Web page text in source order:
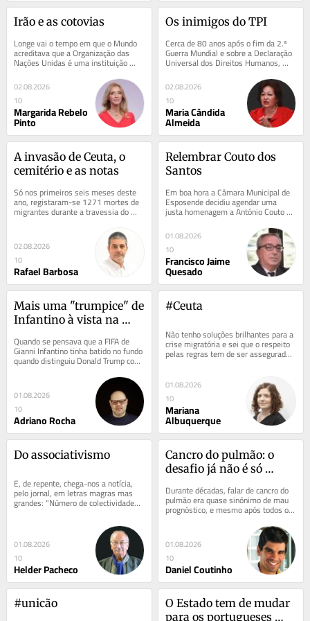
Irão e as cotovias
Longe vai o tempo em que o Mundo
acreditava que a Organização das
Nações Unidas é uma instituição
imparcial, dedicada ao bem comum e
guardiã...
02.08.2026
10
Margarida Rebelo
Pinto
Os inimigos do TPI
Cerca de 80 anos após o fim da 2.ª
Guerra Mundial e sobre a Declaração
Universal dos Direitos Humanos,
regredimos, actualmente, na defesa
e...
02.08.2026
10
Maria Cândida
Almeida
A invasão de Ceuta, o
cemitério e as notas
Só nos primeiros seis meses deste
ano, registaram-se 1271 mortes de
migrantes durante a travessia do
Mediterrâneo, segundo a
02.08.2026
10
Rafael Barbosa
Relembrar Couto dos
Santos
Em boa hora a Câmara Municipal de
Esposende decidiu agendar uma
justa homenagem a António Couto
dos Santos, uma figura de referência
da nossa vida...
01.08.2026
10
Francisco Jaime
Quesado
Mais uma "trumpice" de
Infantino à vista na
Quando se pensava que a FIFA de
Gianni Infantino tinha batido no fundo
quando distinguiu Donald Trump com
o Prémio da Paz, o suíço-italiano
01.08.2026
10
Adriano Rocha
#Ceuta
Não tenho soluções brilhantes para a
crise migratória e sei que o respeito
pelas regras tem de ser assegurado.
Pela nossa sobrevivência. Mas não...
01.08.2026
10
Mariana
Albuquerque
Do associativismo
E, de repente, chega-nos a notícia,
pelo jornal, em letras magras mas
grandes: "Número de colectividades
na Federação do Porto caiu para...
01.08.2026
10
Helder Pacheco
Cancro do pulmão: o
desafio já não é só
Durante décadas, falar de cancro do
pulmão era quase sinónimo de mau
prognóstico, e mesmo após todos os
avanços terapêuticos recentes,
01.08.2026
10
Daniel Coutinho
#unicão
O Estado tem de mudar
para os portugueses